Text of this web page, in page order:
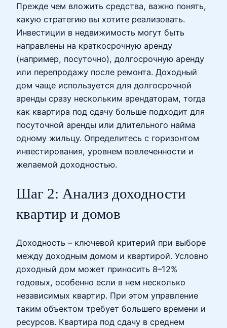
Прежде чем вложить средства, важно понять,
какую стратегию вы хотите реализовать.
Инвестиции в недвижимость могут быть
направлены на краткосрочную аренду
(например, посуточно), долгосрочную аренду
или перепродажу после ремонта. Доходный
дом чаще используется для долгосрочной
аренды сразу нескольким арендаторам, тогда
как квартира под сдачу больше подходит для
посуточной аренды или длительного найма
одному жильцу. Определитесь с горизонтом
инвестирования, уровнем вовлеченности и
желаемой доходностью.
Шаг 2: Анализ доходности
квартир и домов
Доходность – ключевой критерий при выборе
между доходным домом и квартирой. Условно
доходный дом может приносить 8–12%
годовых, особенно если в нем несколько
независимых квартир. При этом управление
таким объектом требует большего времени и
ресурсов. Квартира под сдачу в среднем